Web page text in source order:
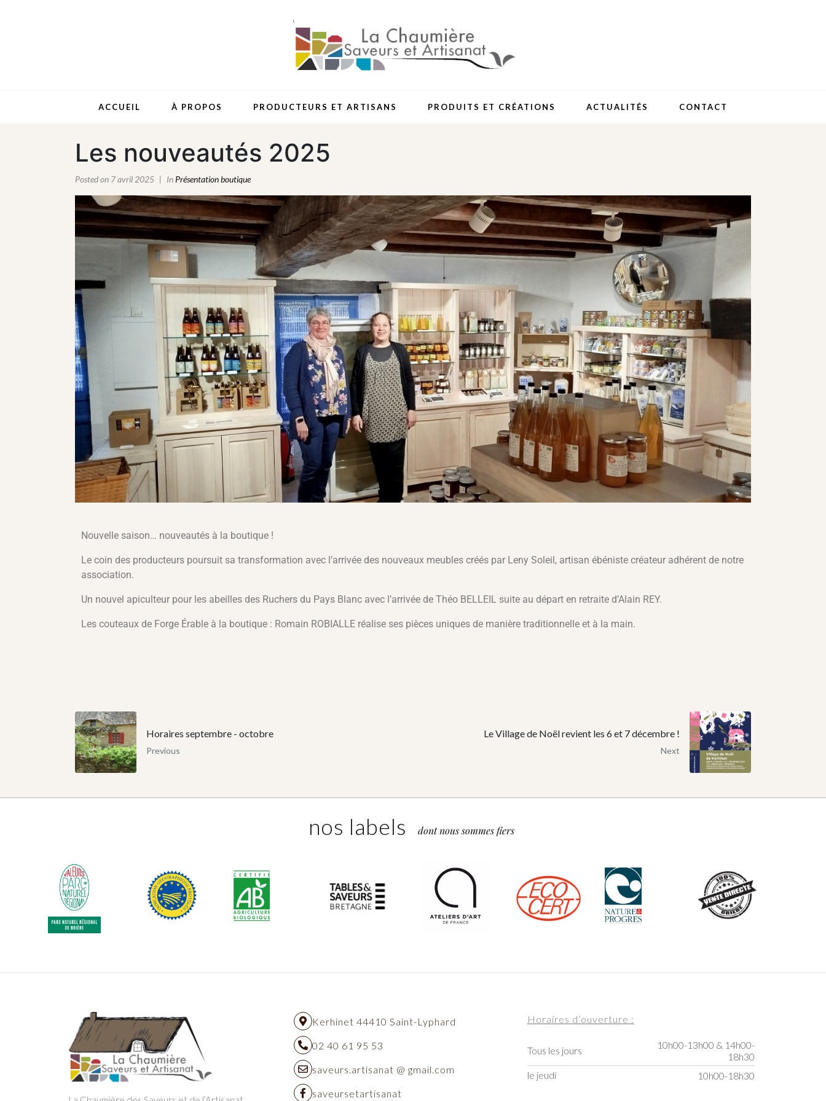
ACCUEIL À PROPOS PRODUCTEURS ET ARTISANS PRODUITS ET CRÉATIONS ACTUALITÉS CONTACT
Les nouveautés 2025
Posted on 7 avril 2025 In Présentation boutique
Nouvelle saison… nouveautés à la boutique !
Le coin des producteurs poursuit sa transformation avec l’arrivée des nouveaux meubles créés par Leny Soleil, artisan ébéniste créateur adhérent de notre
association.
Un nouvel apiculteur pour les abeilles des Ruchers du Pays Blanc avec l’arrivée de Théo BELLEIL suite au départ en retraite d’Alain REY.
Les couteaux de Forge Érable à la boutique : Romain ROBIALLE réalise ses pièces uniques de manière traditionnelle et à la main.
Horaires septembre - octobre
Previous
Le Village de Noël revient les 6 et 7 décembre !
Next
nos labels dont nous sommes fiers
Kerhinet 44410 Saint-Lyphard
02 40 61 95 53
saveurs.artisanat @ gmail.com
saveursetartisanat
Horaires d’ouverture :
Tous les jours
10h00-13h00 & 14h00-
18h30
le jeudi
10h00-18h30